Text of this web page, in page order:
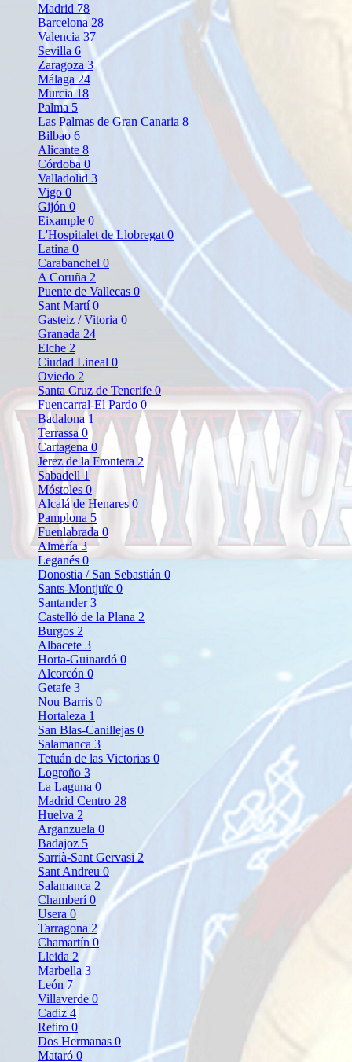
Madrid 78
Barcelona 28
Valencia 37
Sevilla 6
Zaragoza 3
Málaga24
Murcia18
Palma 5
Las Palmas de Gran Canaria 8
Bilbao 6
Alicante 8
Córdoba 0
Valladolid 3
Vigo 0
Gijón 0
Eixample 0
L'Hospitalet de Llobregat 0
Latina 0
Carabanchel 0
A Coruña 2
Puente de Vallecas 0
Sant Martí0
Gasteiz / Vitoria 0
Granada 24
Elche 2
Ciudad Lineal 0
Oviedo 2
Santa Cruz de Tenerife0
Fuencarral-El Pardo 0
Badalona 1
Terrassa 0
Cartagena 0
Jerez de la Frontera 2
Sabadell 1
Móstoles0
Alcalá de Henares 0
Pamplona 5
Fuenlabrada 0
Almería3
Leganés0
Donostia / San Sebastián 0
Sants-Montjuïc 0
Santander3
Castelló de la Plana 2
Burgos 2
Albacete 3
Horta-Guinardó 0
Alcorcón 0
Getafe 3
Nou Barris 0
Hortaleza 1
San Blas-Canillejas 0
Salamanca 3
Tetuán de las Victorias 0
Logroño 3
La Laguna 0
Madrid Centro 28
Huelva 2
Arganzuela 0
Badajoz 5
Sarrià-Sant Gervasi2
Sant Andreu 0
Salamanca 2
Chamberí0
Usera 0
Tarragona 2
Chamartín 0
Lleida 2
Marbella3
León 7
Villaverde 0
Cadiz 4
Retiro 0
Dos Hermanas 0
Mataró 0